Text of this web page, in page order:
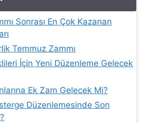
Sonrası En Çok Kazanan
Temmuz Zammı
İçin Yeni Düzenleme Gelecek
Ek Zam Gelecek Mi?
Düzenlemesinde Son